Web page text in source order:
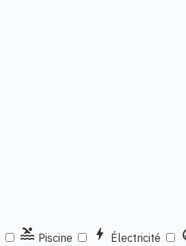
pool Piscine bolt Électricité